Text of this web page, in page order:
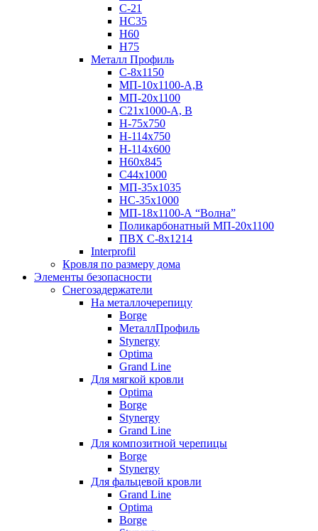
C-21
НС35
Н60
H75
Металл Профиль
С-8х1150
МП-10x1100-А,В
МП-20х1100
С21х1000-А, В
H-75х750
Н-114х750
Н-114х600
Н60х845
С44х1000
МП-35х1035
НС-35х1000
МП-18х1100-А “Волна”
Поликарбонатный МП-20х1100
ПВХ С-8х1214
Interprofil
Кровля по размеру дома
Элементы безопасности
Снегозадержатели
На металлочерепицу
Borge
МеталлПрофиль
Stynergy
Optima
Grand Line
Для мягкой кровли
Optima
Borge
Stynergy
Grand Line
Для композитной черепицы
Borge
Stynergy
Для фальцевой кровли
Grand Line
Optima
Borge